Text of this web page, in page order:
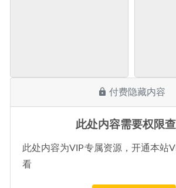
付费隐藏内容
此处内容需要权限
此处内容为VIP专属资源，开通本站
看